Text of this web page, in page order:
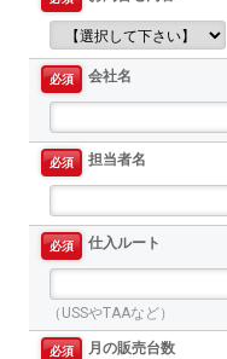
必須 会社名
必須 担当者名
必須 仕入ルート
（USSやTAAなど）
必須 月の販売台数